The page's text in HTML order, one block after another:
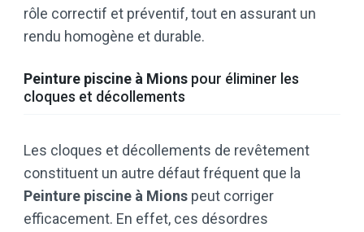
rôle correctif et préventif, tout en assurant un
rendu homogène et durable.
Peinture piscine à Mions pour éliminer les
cloques et décollements
Les cloques et décollements de revêtement
constituent un autre défaut fréquent que la
Peinture piscine à Mions peut corriger
efficacement. En effet, ces désordres